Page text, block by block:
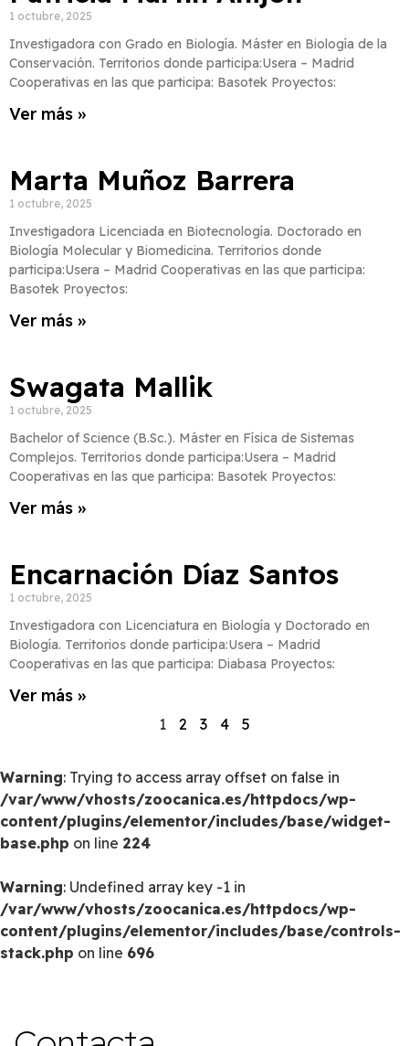
1 octubre, 2025
Investigadora con Grado en Biología. Máster en Biología de la
Conservación. Territorios donde participa:Usera – Madrid
Cooperativas en las que participa: Basotek Proyectos:
Ver más »
Marta Muñoz Barrera
1 octubre, 2025
Investigadora Licenciada en Biotecnología. Doctorado en
Biología Molecular y Biomedicina. Territorios donde
participa:Usera – Madrid Cooperativas en las que participa:
Basotek Proyectos:
Ver más »
Swagata Mallik
1 octubre, 2025
Bachelor of Science (B.Sc.). Máster en Física de Sistemas
Complejos. Territorios donde participa:Usera – Madrid
Cooperativas en las que participa: Basotek Proyectos:
Ver más »
Encarnación Díaz Santos
1 octubre, 2025
Investigadora con Licenciatura en Biología y Doctorado en
Biología. Territorios donde participa:Usera – Madrid
Cooperativas en las que participa: Diabasa Proyectos:
Ver más »
1 2 3 4 5
Warning: Trying to access array offset on false in
/var/www/vhosts/zoocanica.es/httpdocs/wp-
content/plugins/elementor/includes/base/widget-
base.php on line 224
Warning: Undefined array key -1 in
/var/www/vhosts/zoocanica.es/httpdocs/wp-
content/plugins/elementor/includes/base/controls-
stack.php on line 696